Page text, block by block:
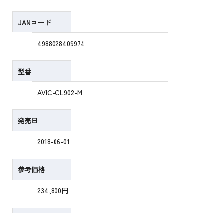
JANコード
4988028409974
型番
AVIC-CL902-M
発売日
2018-06-01
参考価格
234,800円